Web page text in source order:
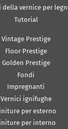
della vernice per
Tutorial
Vintage Prestige
Floor Prestige
Golden Prestige
Fondi
Impregnanti
Vernici ignifughe
per esterno
per interno